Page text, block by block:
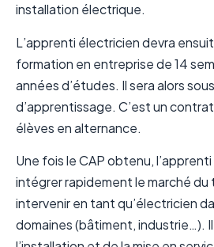
installation électrique.
L’apprenti électricien devra
formation en entreprise de 14
années d’études. Il sera alors
d’apprentissage. C’est un
élèves en alternance.
Une fois le CAP obtenu,
intégrer rapidement le marché du
intervenir en tant qu’électricien
domaines (bâtiment, industrie…).